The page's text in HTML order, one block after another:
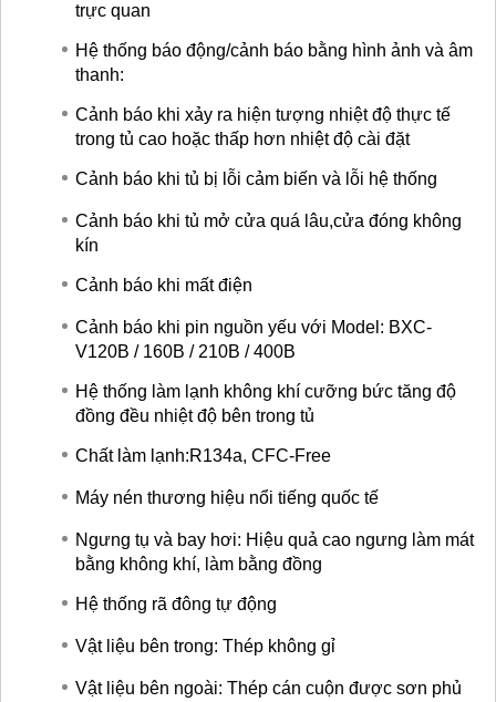
trực quan
Hệ thống báo động/cảnh báo bằng hình ảnh và âm
thanh:
Cảnh báo khi xảy ra hiện tượng nhiệt độ thực tế
trong tủ cao hoặc thấp hơn nhiệt độ cài đặt
Cảnh báo khi tủ bị lỗi cảm biến và lỗi hệ thống
Cảnh báo khi tủ mở cửa quá lâu,cửa đóng không
kín
Cảnh báo khi mất điện
Cảnh báo khi pin nguồn yếu với Model: BXC-
V120B / 160B / 210B / 400B
Hệ thống làm lạnh không khí cưỡng bức tăng độ
đồng đều nhiệt độ bên trong tủ
Chất làm lạnh:R134a, CFC-Free
Máy nén thương hiệu nổi tiếng quốc tế
Ngưng tụ và bay hơi: Hiệu quả cao ngưng làm mát
bằng không khí, làm bằng đồng
Hệ thống rã đông tự động
Vật liệu bên trong: Thép không gỉ
Vật liệu bên ngoài: Thép cán cuộn được sơn phủ